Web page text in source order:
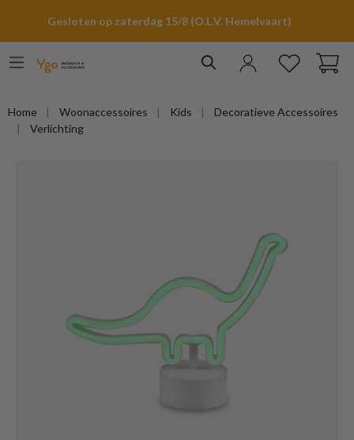
Gesloten op zaterdag 15/8 (O.L.V. Hemelvaart)
Home Woonaccessoires Kids
Decoratieve Accessoires
Verlichting